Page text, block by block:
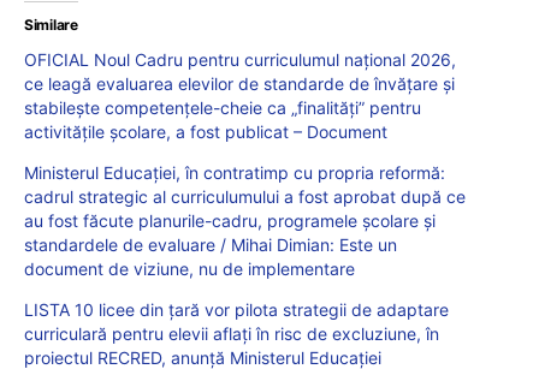
Similare
OFICIAL Noul Cadru pentru curriculumul național 2026,
ce leagă evaluarea elevilor de standarde de învățare și
stabilește competențele-cheie ca „finalități” pentru
activitățile școlare, a fost publicat – Document
Ministerul Educației, în contratimp cu propria reformă:
cadrul strategic al curriculumului a fost aprobat după ce
au fost făcute planurile-cadru, programele școlare și
standardele de evaluare / Mihai Dimian: Este un
document de viziune, nu de implementare
LISTA 10 licee din țară vor pilota strategii de adaptare
curriculară pentru elevii aflați în risc de excluziune, în
proiectul RECRED, anunță Ministerul Educației